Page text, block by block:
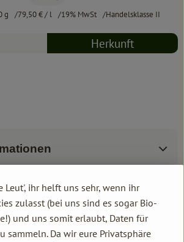
g 79,50 €/ l 19% MwSt Handelsklasse II
Herkunft
Leut', ihr helft uns sehr, wenn ihr
zulasst (bei uns sind es sogar Bio-
und uns somit erlaubt, Daten für
sammeln. Da wir eure Privatsphäre